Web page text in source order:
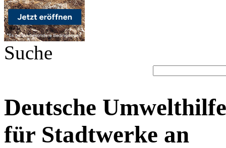
Suche
Deutsche
für Stadtwerke an